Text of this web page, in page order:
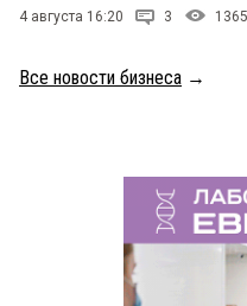
4 августа 16:20 3 1365
Все новости бизнеса →